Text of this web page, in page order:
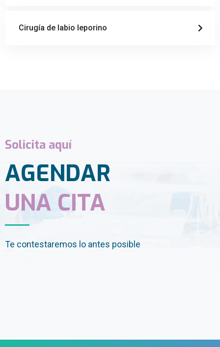
Cirugía de labio leporino
Solicita aquí
AGENDAR
UNA CITA
Te contestaremos lo antes posible